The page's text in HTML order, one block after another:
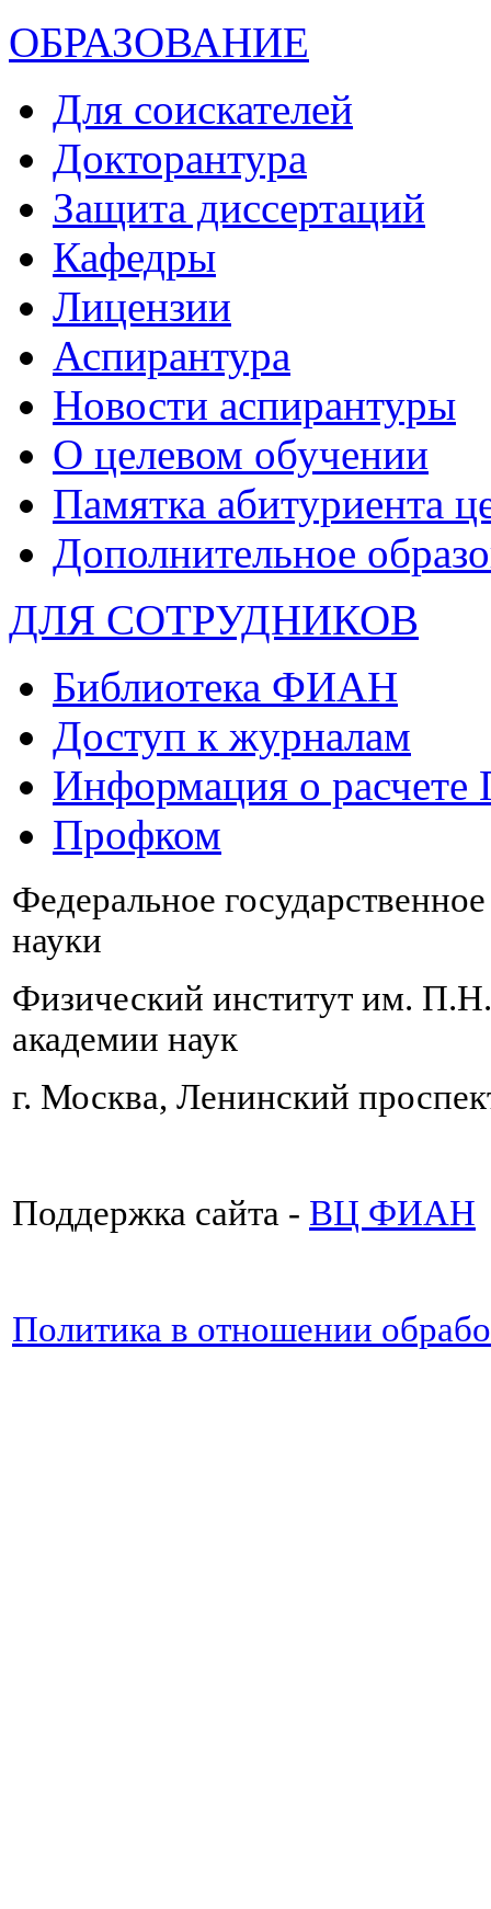
ОБРАЗОВАНИЕ
Для соискателей
Докторантура
Защита диссертаций
Кафедры
Лицензии
Аспирантура
Новости аспирантуры
О целевом обучении
Памятка абитуриента
Дополнительное
ДЛЯ СОТРУДНИКОВ
Библиотека ФИАН
Доступ к журналам
Информация о
Профком
Федеральное
науки
Физический институт им.
академии наук
г. Москва, Ленинский
Поддержка сайта - ВЦ ФИАН
Политика в отношении